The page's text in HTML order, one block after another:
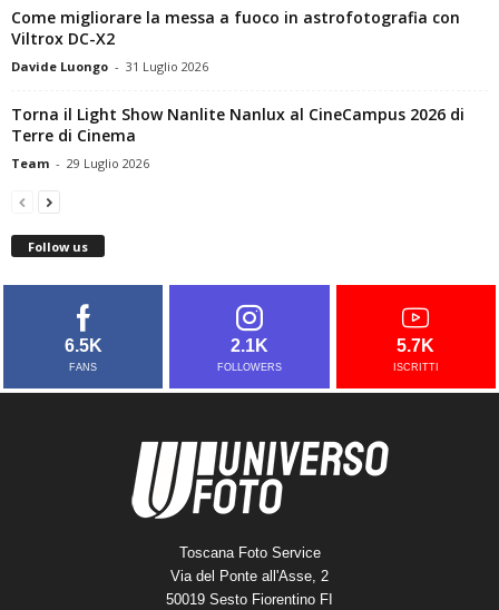
Come migliorare la messa a fuoco in astrofotografia con
Viltrox DC-X2
Davide Luongo - 31 Luglio 2026
Torna il Light Show Nanlite Nanlux al CineCampus 2026 di
Terre di Cinema
Team - 29 Luglio 2026
Follow us
6.5K
FANS
2.1K
FOLLOWERS
5.7K
ISCRITTI
Toscana Foto Service
Via del Ponte all'Asse, 2
50019 Sesto Fiorentino FI